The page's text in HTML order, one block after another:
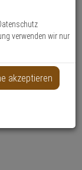
verwenden wir nur
akzeptieren